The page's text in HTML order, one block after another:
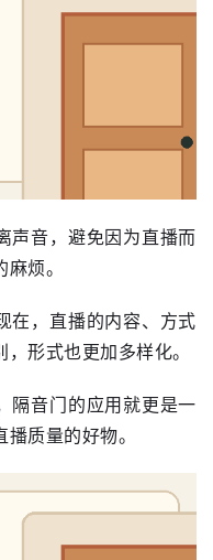
声音，避免因为直播而
烦。
在，直播的内容、方式
形式也更加多样化。
隔音门的应用就更是一
质量的好物。